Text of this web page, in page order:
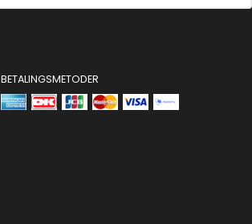
BETALINGSMETODER